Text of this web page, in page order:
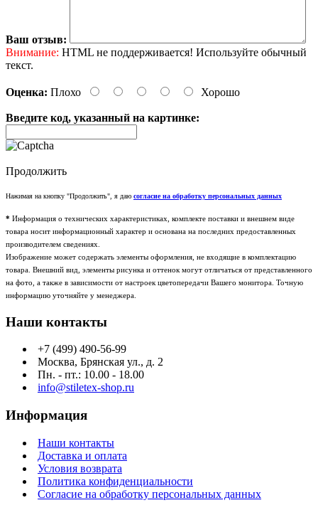
Ваш отзыв:
Внимание: HTML не поддерживается! Используйте обычный
текст.
Оценка: Плохо Хорошо
Введите код, указанный на картинке:
Продолжить
Нажимая на кнопку "Продолжить", я даю согласие на обработку персональных данных
* Информация о технических характеристиках, комплекте поставки и внешнем виде
товара носит информационный характер и основана на последних предоставленных
производителем сведениях.
Изображение может содержать элементы оформления, не входящие в комплектацию
товара. Внешний вид, элементы рисунка и оттенок могут отличаться от представленного
на фото, а также в зависимости от настроек цветопередачи Вашего монитора. Точную
информацию уточняйте у менеджера.
Наши контакты
+7 (499) 490-56-99
Москва, Брянская ул., д. 2
Пн. - пт.: 10.00 - 18.00
info@stiletex-shop.ru
Информация
Наши контакты
Доставка и оплата
Условия возврата
Политика конфиденциальности
Согласие на обработку персональных данных